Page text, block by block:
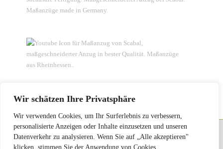
Wir schätzen Ihre Privatsphäre
Wir verwenden Cookies, um Ihr Surferlebnis zu verbessern,
personalisierte Anzeigen oder Inhalte einzusetzen und unseren
Datenverkehr zu analysieren. Wenn Sie auf „Alle akzeptieren"
klicken, stimmen Sie der Anwendung von Cookies
Atelier FRANKFURT : Herschelmann Maßanzüge • Feine Maßkleidung im Home